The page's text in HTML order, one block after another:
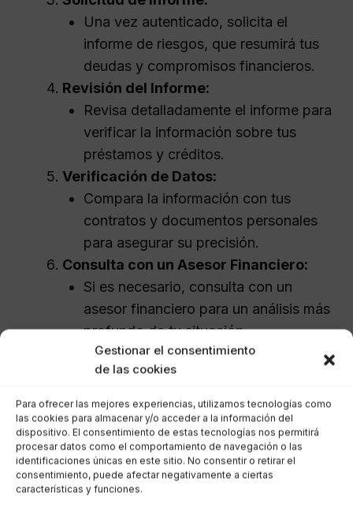
Gestionar el consentimiento
de las cookies
Para ofrecer las mejores experiencias, utilizamos tecnologías como
las cookies para almacenar y/o acceder a la información del
dispositivo. El consentimiento de estas tecnologías nos permitirá
procesar datos como el comportamiento de navegación o las
identificaciones únicas en este sitio. No consentir o retirar el
consentimiento, puede afectar negativamente a ciertas
características y funciones.
Una vez autenticado, solicita el
informe de riesgos, que resumirá tus
deudas y compromisos financieros.
Revisión del Informe:
Revisa detalladamente el informe para
verificar la información sobre tus
préstamos y créditos.
Verificación de Datos:
Compara la información con tus
contratos y documentos personales
para asegurar su precisión.
Consulta con un Asesor Financiero:
Si es necesario, consulta con un
asesor financiero para un análisis más
profundo de tu situación.
Contacto con Acreedores:
Si encuentras deudas que no
reconoces, contacta a los acreedores
para confirmar los saldos pendientes.
Con estos pasos, podrás obtener una visión
clara de tus deudas registradas en el Banco de